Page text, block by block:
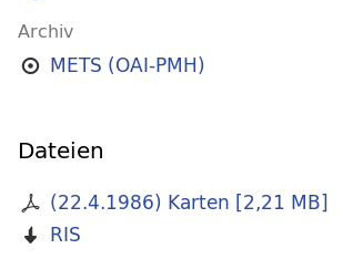
Archiv
METS (OAI-PMH)
Dateien
(22.4.1986) Karten [2,21 MB]
RIS